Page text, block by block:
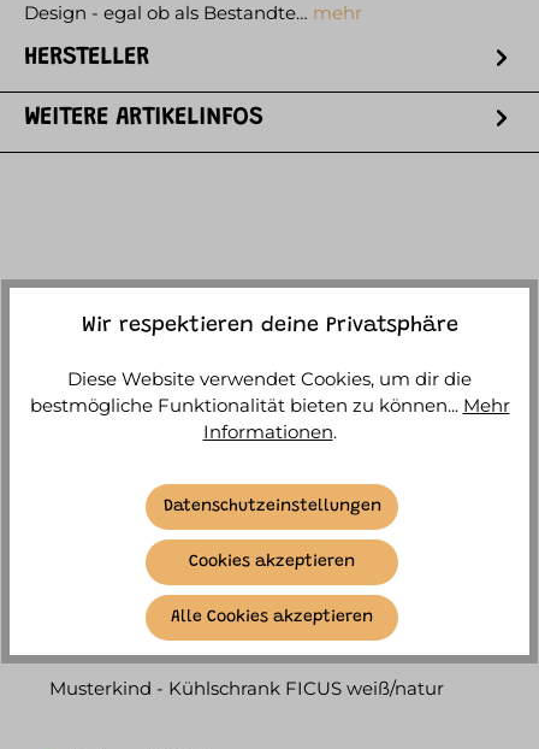
Design - egal ob als Bestandte… mehr
HERSTELLER
WEITERE ARTIKELINFOS
ACCESSORY ITEMS
Musterkind - Kühlschrank FICUS weiß/natur
Wir respektieren deine Privatsphäre
Diese Website verwendet Cookies, um dir die
bestmögliche Funktionalität bieten zu können... Mehr
Informationen.
Datenschutzeinstellungen
Cookies akzeptieren
Alle Cookies akzeptieren